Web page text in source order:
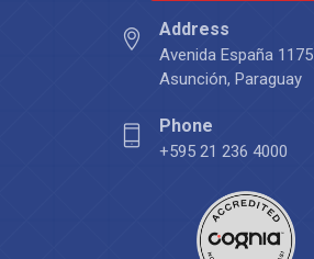
Address
Avenida España 1175
Asunción, Paraguay
Phone
+595 21 236 4000